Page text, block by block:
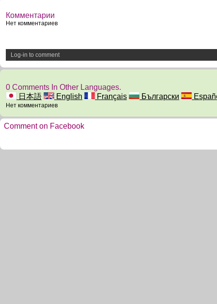
Комментарии
Нет комментариев
Log-in to comment
0 Comments In Other Languages.
日本語
English Français Български
Нет комментариев
Comment on Facebook